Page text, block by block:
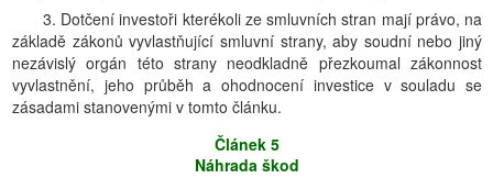
3. Dotčení investoři kterékoli ze smluvních stran mají právo, na
základě zákonů vyvlastňující smluvní strany, aby soudní nebo jiný
nezávislý orgán této strany neodkladně přezkoumal zákonnost
vyvlastnění, jeho průběh a ohodnocení investice v souladu se
zásadami stanovenými v tomto článku.
Článek 5
Náhrada škod